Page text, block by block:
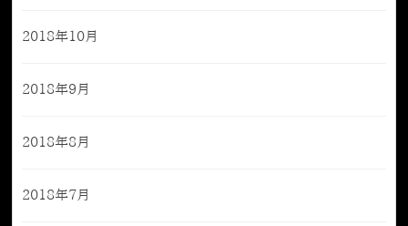
2018年10月
2018年9月
2018年8月
2018年7月